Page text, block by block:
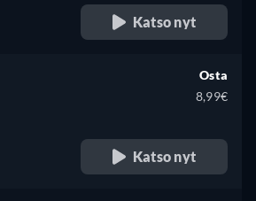
Katso nyt
Osta
8,99€
Katso nyt